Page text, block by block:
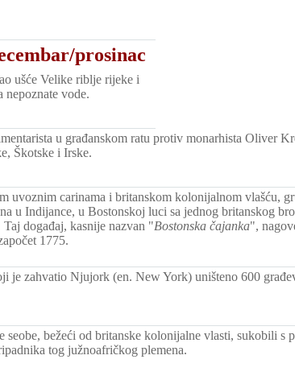
prosinac
ušće Velike riblje rijeke i
vode.
u građanskom ratu protiv monarhista Oliver
Škotske i Irske.
uvoznim carinama i britanskom kolonijalnom vlašću,
u Indijance, u Bostonskoj luci sa jednog britanskog
Taj događaj, kasnije nazvan "Bostonska čajanka",
1775.
je zahvatio Njujork (en. New York) uništeno 600
seobe, bežeći od britanske kolonijalne vlasti, sukobili s
tog južnoafričkog plemena.